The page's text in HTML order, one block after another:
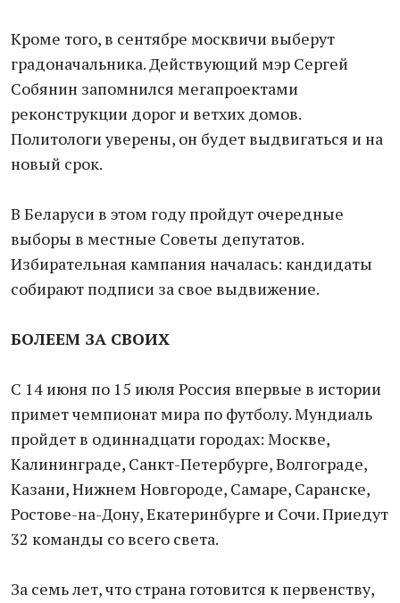
Кроме того, в сентябре москвичи выберут
градоначальника. Действующий мэр Сергей
Собянин запомнился мегапроектами
реконструкции дорог и ветхих домов.
Политологи уверены, он будет выдвигаться и на
новый срок.
В Беларуси в этом году пройдут очередные
выборы в местные Советы депутатов.
Избирательная кампания началась: кандидаты
собирают подписи за свое выдвижение.
БОЛЕЕМ ЗА СВОИХ
С 14 июня по 15 июля Россия впервые в истории
примет чемпионат мира по футболу. Мундиаль
пройдет в одиннадцати городах: Москве,
Калининграде, Санкт-Петербурге, Волгограде,
Казани, Нижнем Новгороде, Самаре, Саранске,
Ростове-на-Дону, Екатеринбурге и Сочи. Приедут
32 команды со всего света.
За семь лет, что страна готовится к первенству,